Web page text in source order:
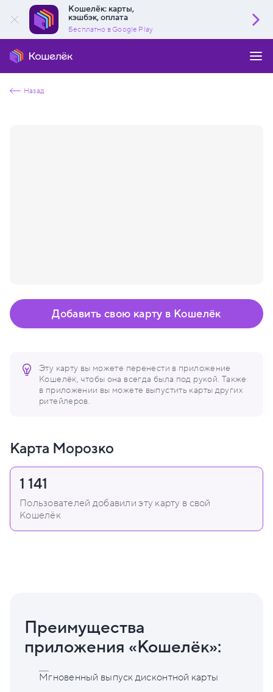
Кошелёк: карты,
кэшбэк, оплата
Бесплатно в Google Play
Назад
Эту карту вы можете перенести в приложение
Кошелёк, чтобы она всегда была под рукой. Также
в приложении вы можете выпустить карты других
ритейлеров.
Добавить свою карту в Кошелёк
Карта Морозко
1 141
Пользователей добавили эту карту в свой
Кошелёк
Преимущества
приложения «Кошелёк»:
Мгновенный выпуск дисконтной карты